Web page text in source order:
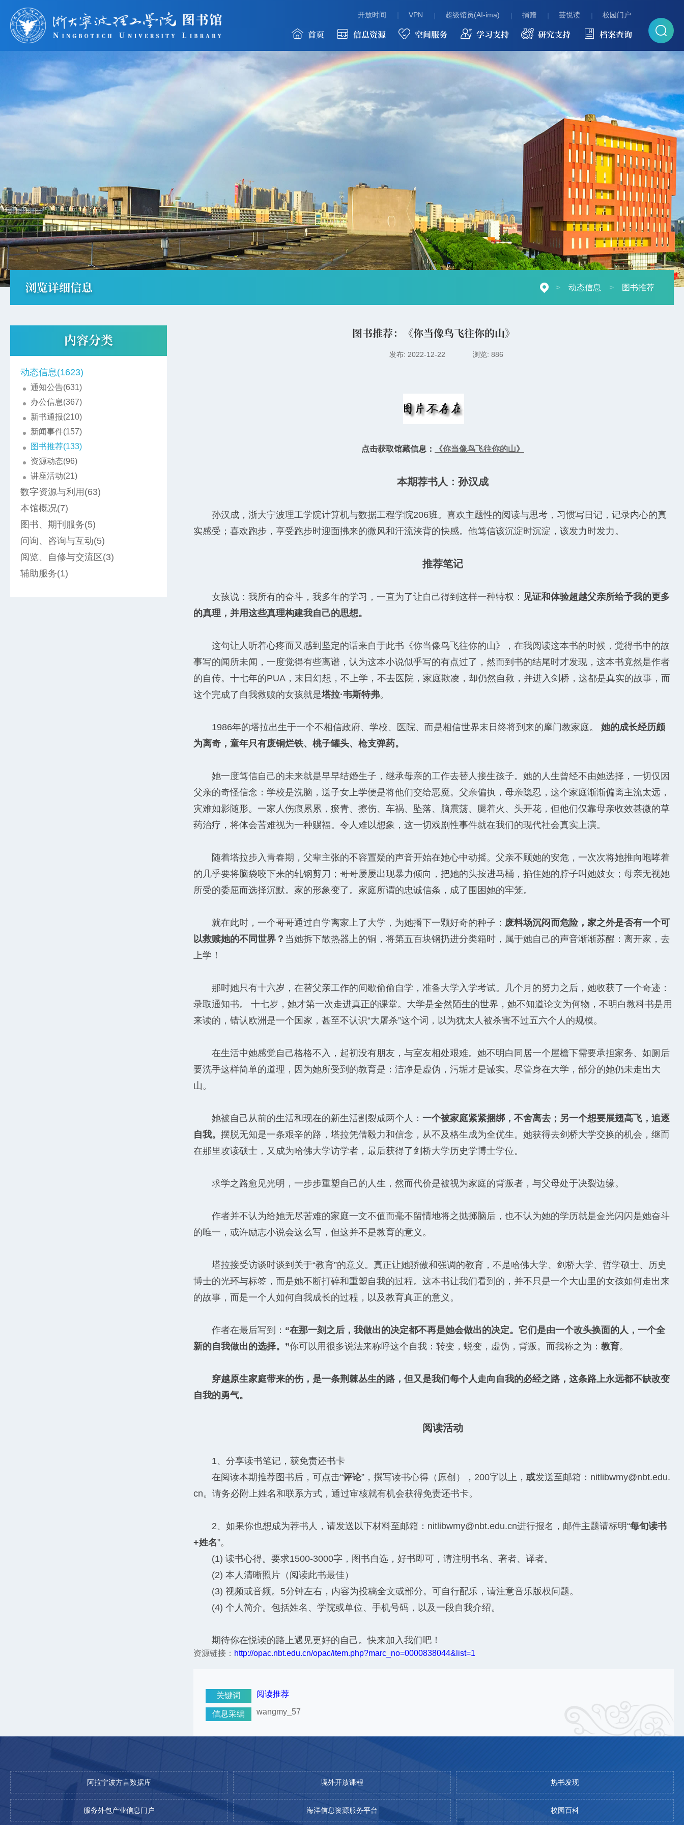
开放时间 VPN 超级馆员(AI-ima) 捐赠 芸悦读 校园门户
首页 信息资源 空间服务 学习支持 研究支持 档案查询
摄影：秋草
浏览详细信息 > 动态信息 > 图书推荐
内容分类
动态信息(1623)
通知公告(631)
办公信息(367)
新书通报(210)
新闻事件(157)
图书推荐(133)
资源动态(96)
讲座活动(21)
数字资源与利用(63)
本馆概况(7)
图书、期刊服务(5)
问询、咨询与互动(5)
阅览、自修与交流区(3)
辅助服务(1)
图书推荐：《你当像鸟飞往你的山》
发布: 2022-12-22 浏览: 886
点击获取馆藏信息： 《你当像鸟飞往你的山》
本期荐书人：孙汉成
孙汉成，浙大宁波理工学院计算机与数据工程学院206班。喜欢主题性的阅读与思考，习惯写日记，记录内心的真
实感受；喜欢跑步，享受跑步时迎面拂来的微风和汗流浃背的快感。他笃信该沉淀时沉淀，该发力时发力。
推荐笔记
女孩说：我所有的奋斗，我多年的学习，一直为了让自己得到这样一种特权： 见证和体验超越父亲所给予我的更多
的真理，并用这些真理构建我自己的思想。
这句让人听着心疼而又感到坚定的话来自于此书《你当像鸟飞往你的山》，在我阅读这本书的时候，觉得书中的故
事写的闻所未闻，一度觉得有些离谱，认为这本小说似乎写的有点过了，然而到书的结尾时才发现，这本书竟然是作者
的自传。十七年的PUA，末日幻想，不上学，不去医院，家庭欺凌，却仍然自救，并进入剑桥，这都是真实的故事，而
这个完成了自我救赎的女孩就是塔拉·韦斯特弗。
1986年的塔拉出生于一个不相信政府、学校、医院、而是相信世界末日终将到来的摩门教家庭。 她的成长经历颇
为离奇，童年只有废铜烂铁、桃子罐头、枪支弹药。
她一度笃信自己的未来就是早早结婚生子，继承母亲的工作去替人接生孩子。她的人生曾经不由她选择，一切仅因
父亲的奇怪信念：学校是洗脑，送子女上学便是将他们交给恶魔。父亲偏执，母亲隐忍，这个家庭渐渐偏离主流太远，
灾难如影随形。一家人伤痕累累，瘀青、擦伤、车祸、坠落、脑震荡、腿着火、头开花，但他们仅靠母亲收效甚微的草
药治疗，将体会苦难视为一种赐福。令人难以想象，这一切戏剧性事件就在我们的现代社会真实上演。
随着塔拉步入青春期，父辈主张的不容置疑的声音开始在她心中动摇。父亲不顾她的安危，一次次将她推向咆哮着
的几乎要将脑袋咬下来的轧钢剪刀；哥哥屡屡出现暴力倾向，把她的头按进马桶，掐住她的脖子叫她妓女；母亲无视她
所受的委屈而选择沉默。家的形象变了。家庭所谓的忠诚信条，成了围困她的牢笼。
就在此时，一个哥哥通过自学离家上了大学，为她播下一颗好奇的种子： 废料场沉闷而危险，家之外是否有一个可
以救赎她的不同世界？ 当她拆下散热器上的铜，将第五百块钢扔进分类箱时，属于她自己的声音渐渐苏醒：离开家，去
上学！
那时她只有十六岁，在替父亲工作的间歇偷偷自学，准备大学入学考试。几个月的努力之后，她收获了一个奇迹：
录取通知书。 十七岁，她才第一次走进真正的课堂。大学是全然陌生的世界，她不知道论文为何物，不明白教科书是用
来读的，错认欧洲是一个国家，甚至不认识“大屠杀”这个词，以为犹太人被杀害不过五六个人的规模。
在生活中她感觉自己格格不入，起初没有朋友，与室友相处艰难。她不明白同居一个屋檐下需要承担家务、如厕后
要洗手这样简单的道理，因为她所受到的教育是：洁净是虚伪，污垢才是诚实。尽管身在大学，部分的她仍未走出大
山。
她被自己从前的生活和现在的新生活割裂成两个人： 一个被家庭紧紧捆绑，不舍离去；另一个想要展翅高飞，追逐
自我。 摆脱无知是一条艰辛的路，塔拉凭借毅力和信念，从不及格生成为全优生。她获得去剑桥大学交换的机会，继而
在那里攻读硕士，又成为哈佛大学访学者，最后获得了剑桥大学历史学博士学位。
求学之路愈见光明，一步步重塑自己的人生，然而代价是被视为家庭的背叛者，与父母处于决裂边缘。
作者并不认为给她无尽苦难的家庭一文不值而毫不留情地将之抛掷脑后，也不认为她的学历就是金光闪闪是她奋斗
的唯一，或许励志小说会这么写，但这并不是教育的意义。
塔拉接受访谈时谈到关于“教育”的意义。真正让她骄傲和强调的教育，不是哈佛大学、剑桥大学、哲学硕士、历史
博士的光环与标签，而是她不断打碎和重塑自我的过程。这本书让我们看到的，并不只是一个大山里的女孩如何走出来
的故事，而是一个人如何自我成长的过程，以及教育真正的意义。
作者在最后写到： “在那一刻之后，我做出的决定都不再是她会做出的决定。它们是由一个改头换面的人，一个全
新的自我做出的选择。”你可以用很多说法来称呼这个自我：转变，蜕变，虚伪，背叛。而我称之为： 教育。
穿越原生家庭带来的伤，是一条荆棘丛生的路，但又是我们每个人走向自我的必经之路，这条路上永远都不缺改变
自我的勇气。
阅读活动
1、分享读书笔记，获免责还书卡
在阅读本期推荐图书后，可点击“评论”，撰写读书心得（原创），200字以上， 或发送至邮箱：nitlibwmy@nbt.edu.
cn。请务必附上姓名和联系方式，通过审核就有机会获得免责还书卡。
2、如果你也想成为荐书人，请发送以下材料至邮箱：nitlibwmy@nbt.edu.cn进行报名，邮件主题请标明“每旬读书
+姓名”。
(1) 读书心得。要求1500-3000字，图书自选，好书即可，请注明书名、著者、译者。
(2) 本人清晰照片（阅读此书最佳）
(3) 视频或音频。5分钟左右，内容为投稿全文或部分。可自行配乐，请注意音乐版权问题。
(4) 个人简介。包括姓名、学院或单位、手机号码，以及一段自我介绍。
期待你在悦读的路上遇见更好的自己。快来加入我们吧！
资源链接： http://opac.nbt.edu.cn/opac/item.php?marc_no=0000838044&list=1
关键词 阅读推荐
信息采编 wangmy_57
阿拉宁波方言数据库 境外开放课程 热书发现
服务外包产业信息门户 海洋信息资源服务平台 校园百科